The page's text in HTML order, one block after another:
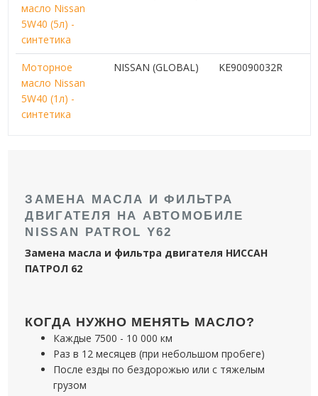
масло Nissan
5W40 (5л) -
синтетика
Моторное
масло Nissan
5W40 (1л) -
синтетика
NISSAN (GLOBAL) KE90090032R
ЗАМЕНА МАСЛА И ФИЛЬТРА
ДВИГАТЕЛЯ НА АВТОМОБИЛЕ
NISSAN PATROL Y62
Замена масла и фильтра двигателя НИССАН
ПАТРОЛ 62
КОГДА НУЖНО МЕНЯТЬ МАСЛО?
Каждые 7500 - 10 000 км
Раз в 12 месяцев (при небольшом пробеге)
После езды по бездорожью или с тяжелым
грузом